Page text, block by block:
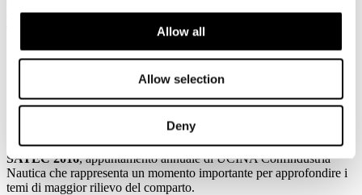
Allow all
Allow selection
Deny
GUARDARE AL FUTURO AL CENTRO DELLA
TRADIZIONALE GIORNATA DI STUDIO
BARETTA, MEF: SIAMO AL VOSTRO FIANCO
DEMARIA, GUARDIAMO AVANTI con fiducia
FESTEGGIANDO IL NOSTRO 500MO BRAND
ASSOCIATO
Si è tenuta questa mattina a Venezia laConvention UCINA
SATEC 2016, appuntamento annuale di UCINA Confindustria
Nautica che rappresenta un momento importante per approfondire i
temi di maggior rilievo del comparto.